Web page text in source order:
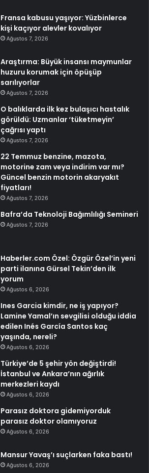
Fransa kabusu yaşıyor: Yüzbinlerce
kişi kaçıyor alevler kovalıyor
Ağustos 7, 2026
Araştırma: Büyük insansı maymunlar
huzuru korumak için öpüşüp
sarılıyorlar
Ağustos 7, 2026
O balıklarda ilk kez bulaşıcı hastalık
görüldü: Uzmanlar ‘tüketmeyin’
çağrısı yaptı
Ağustos 7, 2026
22 Temmuz benzine, mazota,
motorine zam veya indirim var mı?
Güncel benzin motorin akaryakıt
fiyatları!
Ağustos 7, 2026
Bafra’da Teknoloji Bağımlılığı Semineri
Ağustos 7, 2026
Haberler.com Özel: Özgür Özel’in yeni
parti ilanına Gürsel Tekin’den ilk
yorum
Ağustos 6, 2026
Ines Garcia kimdir, ne iş yapıyor?
Lamine Yamal’ın sevgilisi olduğu iddia
edilen Inés García Santos kaç
yaşında, nereli?
Ağustos 6, 2026
Türkiye’de 5 şehir yön değiştirdi!
İstanbul ve Ankara’nın ağırlık
merkezleri kaydı
Ağustos 6, 2026
Parasız doktora gidemiyorduk
parasız doktor olamıyoruz
Ağustos 6, 2026
Mansur Yavaş’ı suçlarken faka bastı!
Ağustos 6, 2026